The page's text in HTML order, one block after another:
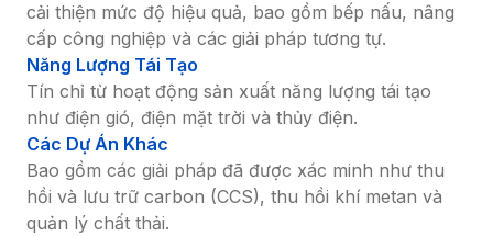
cải thiện mức độ hiệu quả, bao gồm bếp nấu, nâng
cấp công nghiệp và các giải pháp tương tự.
Năng Lượng Tái Tạo
Tín chỉ từ hoạt động sản xuất năng lượng tái tạo
như điện gió, điện mặt trời và thủy điện.
Các Dự Án Khác
Bao gồm các giải pháp đã được xác minh như thu
hồi và lưu trữ carbon (CCS), thu hồi khí metan và
quản lý chất thải.